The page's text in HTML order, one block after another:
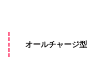
オールチャージ型